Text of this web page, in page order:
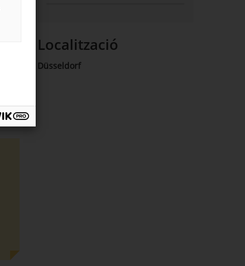
Localització
Düsseldorf